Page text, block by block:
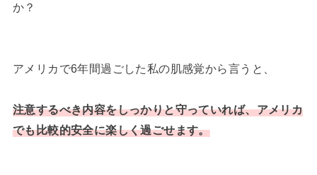
か？
アメリカで6年間過ごした私の肌感覚から言うと、
注意するべき内容をしっかりと守っていれば、アメリカ
でも比較的安全に楽しく過ごせます。